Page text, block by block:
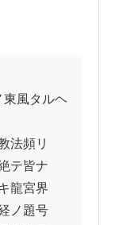
法頻リ
テ皆ナ
龍宮界
ノ題号